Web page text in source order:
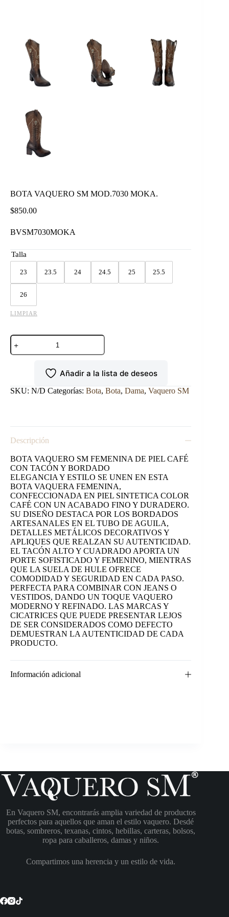
BOTA VAQUERO SM MOD.7030 MOKA.
$850.00
BVSM7030MOKA
Talla
23 23.5 24 24.5 25 25.5
26
LIMPIAR
BOTA
VAQUERO
SM
Añadir a la lista de deseos
SKU: N/D Categorías: Bota, Bota, Dama, Vaquero SM
Descripción
BOTA VAQUERO SM FEMENINA DE PIEL CAFÉ
CON TACÓN Y BORDADO
ELEGANCIA Y ESTILO SE UNEN EN ESTA
BOTA VAQUERA FEMENINA,
CONFECCIONADA EN PIEL SINTETICA COLOR
CAFÉ CON UN ACABADO FINO Y DURADERO.
SU DISEÑO DESTACA POR LOS BORDADOS
ARTESANALES EN EL TUBO DE AGUILA,
DETALLES METÁLICOS DECORATIVOS Y
APLIQUES QUE REALZAN SU AUTENTICIDAD.
EL TACÓN ALTO Y CUADRADO APORTA UN
PORTE SOFISTICADO Y FEMENINO, MIENTRAS
QUE LA SUELA DE HULE OFRECE
COMODIDAD Y SEGURIDAD EN CADA PASO.
PERFECTA PARA COMBINAR CON JEANS O
VESTIDOS, DANDO UN TOQUE VAQUERO
MODERNO Y REFINADO. LAS MARCAS Y
CICATRICES QUE PUEDE PRESENTAR LEJOS
DE SER CONSIDERADOS COMO DEFECTO
DEMUESTRAN LA AUTENTICIDAD DE CADA
PRODUCTO.
Información adicional
En Vaquero SM, encontrarás amplia variedad de productos
perfectos para aquellos que aman el estilo vaquero. Desdé
botas, sombreros, texanas, cintos, hebillas, carteras, bolsos,
ropa para caballeros, damas y niños.
Compartimos una herencia y un estilo de vida.